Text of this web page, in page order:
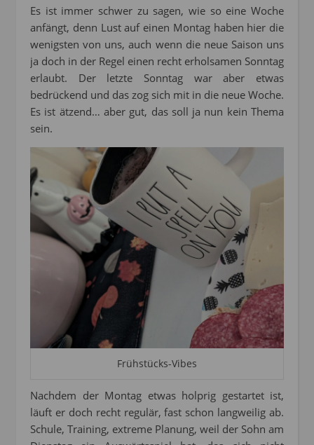
Es ist immer schwer zu sagen, wie so eine Woche
anfängt, denn Lust auf einen Montag haben hier die
wenigsten von uns, auch wenn die neue Saison uns
ja doch in der Regel einen recht erholsamen Sonntag
erlaubt. Der letzte Sonntag war aber etwas
bedrückend und das zog sich mit in die neue Woche.
Es ist ätzend… aber gut, das soll ja nun kein Thema
sein.
Frühstücks-Vibes
Nachdem der Montag etwas holprig gestartet ist,
läuft er doch recht regulär, fast schon langweilig ab.
Schule, Training, extreme Planung, weil der Sohn am